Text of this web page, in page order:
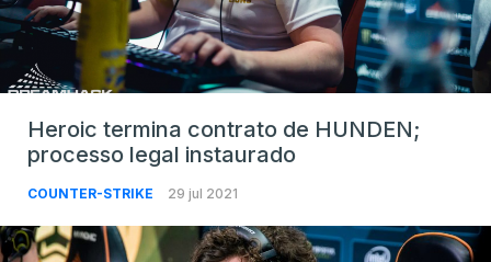
Heroic termina contrato de HUNDEN;
processo legal instaurado
COUNTER-STRIKE 29 jul 2021